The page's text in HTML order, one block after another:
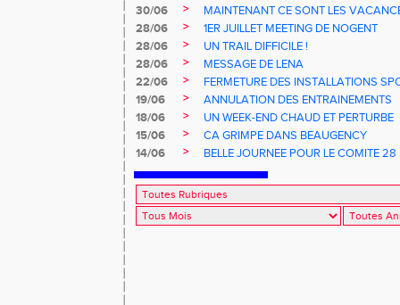
30/06
>
MAINTENANT CE SONT LES
28/06
>
1ER JUILLET MEETING DE NOGENT
28/06
>
UN TRAIL DIFFICILE !
28/06
>
MESSAGE DE LENA
22/06
>
FERMETURE DES INSTALLATIONS
19/06
>
ANNULATION DES ENTRAINEMENTS
18/06
>
UN WEEK-END CHAUD ET PERTURBE
15/06
>
CA GRIMPE DANS BEAUGENCY
14/06
> BELLE JOURNEE POUR LE COMITE 28